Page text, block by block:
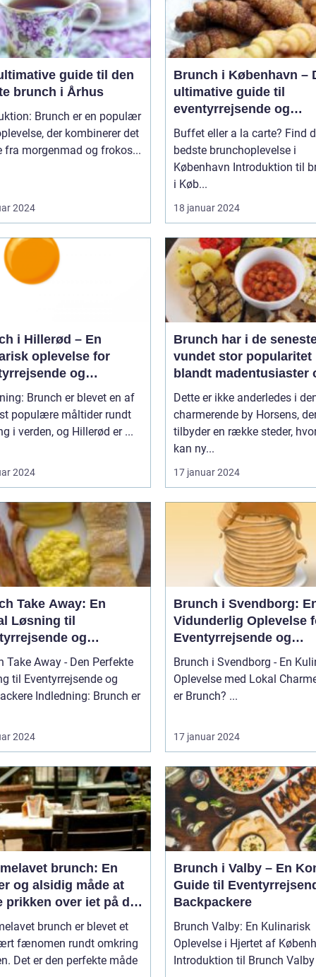
guide til den
brunch i Århus
Brunch er en populær
der kombinerer det
fra morgenmad og frokos...
2024
Brunch i København –
ultimative guide til
eventyrrejsende og
backpackere
Buffet eller a la carte? Find
bedste brunchoplevelse i
København Introduktion til brunch
i Køb...
18 januar 2024
i Hillerød – En
oplevelse for
og
Brunch er blevet en af
populære måltider rundt
i verden, og Hillerød er ...
2024
Brunch har i de
vundet stor popularitet
blandt madentusiaster
dem, der elsker at
kombinere de lækreste
morgenmadslækkerier
frokostfavoritter
Dette er ikke anderledes i
charmerende by Horsens,
tilbyder en række steder,
kan ny...
17 januar 2024
Take Away: En
Løsning til
og
Take Away - Den Perfekte
til Eventyrrejsende og
Brunch er
2024
Brunch i Svendborg:
Vidunderlig Oplevelse
Eventyrrejsende og
Backpackere
Brunch i Svendborg - En
Oplevelse med Lokal Charme
er Brunch? ...
17 januar 2024
brunch: En
og alsidig måde at
prikken over iet på din
eller frokost
brunch er blevet et
fænomen rundt omkring
Det er den perfekte måde
Brunch i Valby – En
Guide til
Backpackere
Brunch Valby: En Kulinarisk
Oplevelse i Hjertet af